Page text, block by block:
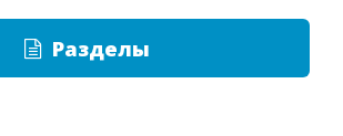
Разделы